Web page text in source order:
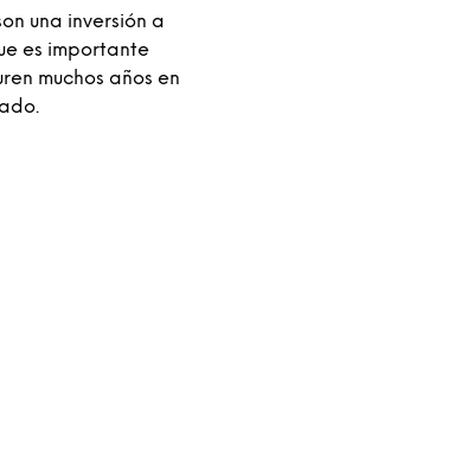
una inversión a
es importante
muchos años en